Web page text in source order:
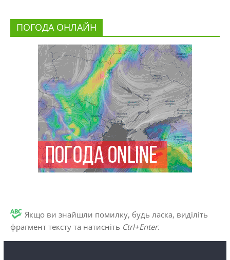
ПОГОДА ОНЛАЙН
Якщо ви знайшли помилку, будь ласка, виділіть
фрагмент тексту та натисніть Ctrl+Enter.